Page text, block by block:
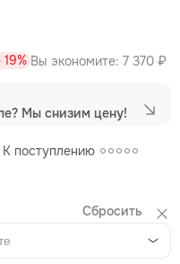
К поступлению
19%
Мы снизим цену!
Вы экономите: 7 370 ₽
Сбросить